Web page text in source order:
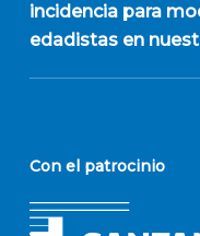
incidencia para
edadistas en
Con el patrocinio